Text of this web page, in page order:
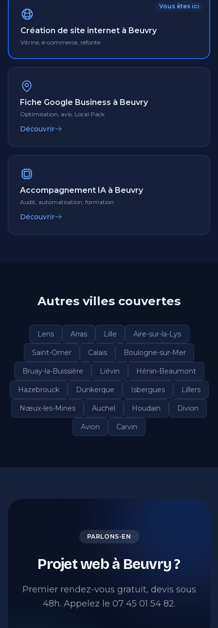
Vous êtes ici
Création de site internet à Beuvry
Vitrine, e-commerce, refonte
Fiche Google Business à Beuvry
Optimisation, avis, Local Pack
Découvrir
Accompagnement IA à Beuvry
Audit, automatisation, formation
Découvrir
Autres villes couvertes
Lens Arras Lille Aire-sur-la-Lys
Saint-Omer Calais Boulogne-sur-Mer
Bruay-la-Buissière Liévin Hénin-Beaumont
Hazebrouck Dunkerque Isbergues Lillers
Nœux-les-Mines Auchel Houdain Divion
Avion Carvin
PARLONS-EN
Projet web à Beuvry ?
Premier rendez-vous gratuit, devis sous
48h. Appelez le 07 45 01 54 82.